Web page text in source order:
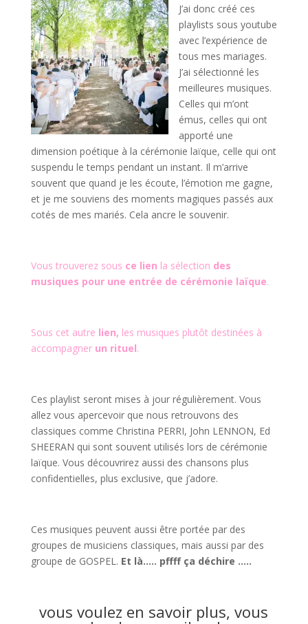
J’ai donc créé ces
playlists sous youtube
avec l’expérience de
tous mes mariages.
J’ai sélectionné les
meilleures musiques.
Celles qui m’ont
émus, celles qui ont
apporté une
dimension poétique à la cérémonie laïque, celle qui ont
suspendu le temps pendant un instant. Il m’arrive
souvent que quand je les écoute, l’émotion me gagne,
et je me souviens des moments magiques passés aux
cotés de mes mariés. Cela ancre le souvenir.
Vous trouverez sous ce lien la sélection des
musiques pour une entrée de cérémonie laïque.
Sous cet autre lien, les musiques plutôt destinées à
accompagner un rituel.
Ces playlist seront mises à jour régulièrement. Vous
allez vous apercevoir que nous retrouvons des
classiques comme Christina PERRI, John LENNON, Ed
SHEERAN qui sont souvent utilisés lors de cérémonie
laïque. Vous découvrirez aussi des chansons plus
confidentielles, plus exclusive, que j’adore.
Ces musiques peuvent aussi être portée par des
groupes de musiciens classiques, mais aussi par des
groupe de GOSPEL. Et là….. pffff ça déchire …..
vous voulez en savoir plus, vous